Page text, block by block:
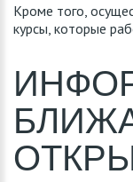
Кроме того,
курсы, которые